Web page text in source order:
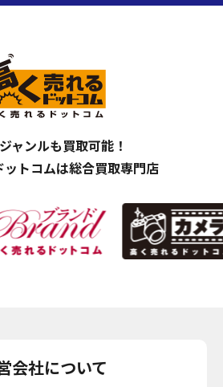
ャンルも買取可能！
ットコムは総合買取専門店
会社について